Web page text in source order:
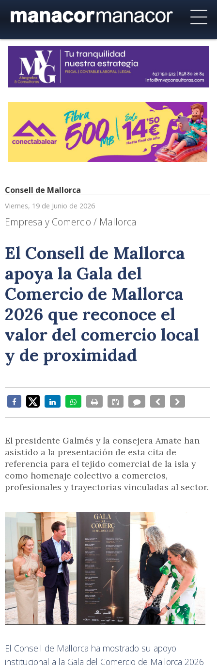
Consell de Mallorca
Viernes, 19 de Junio de 2026
Empresa y Comercio / Mallorca
El Consell de Mallorca
apoya la Gala del
Comercio de Mallorca
2026 que reconoce el
valor del comercio local
y de proximidad
El presidente Galmés y la consejera Amate han
asistido a la presentación de esta cita de
referencia para el tejido comercial de la isla y
como homenaje colectivo a comercios,
profesionales y trayectorias vinculadas al sector.
El Consell de Mallorca ha mostrado su apoyo
institucional a la Gala del Comercio de Mallorca 2026